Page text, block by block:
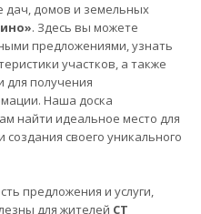
домов и земельных
. Здесь вы можете
предложениями, узнать
участков, а также
для получения
Наша доска
найти идеальное место для
создания своего уникального
предложения и услуги,
для жителей СТ